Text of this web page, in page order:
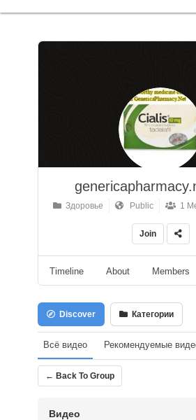
Здоровье Public 1
Join
Timeline About Members
Discover Категории
Всё видео Рекомендуемые
← Back To Group
Видео